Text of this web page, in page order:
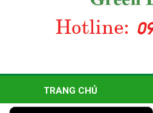
TRANG CHỦ